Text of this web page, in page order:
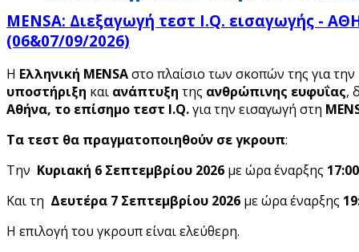
MENSA: Διεξαγωγή τεστ I.Q. εισαγωγής -
(06&07/09/2026)
Η Ελληνική MENSAστο πλαίσιο των σκοπών της για την
υποστήριξη και ανάπτυξη της ανθρώπινης ευφυΐας,
Αθήνα, το επίσημο τεστ I.Q.για την εισαγωγή στη
Τα τεστ θα πραγματοποιηθούν σε γκρουπ:
Την Κυριακή 6 Σεπτεμβρίου 2026 με ώρα έναρξης 17:00
Και τη Δευτέρα 7 Σεπτεμβρίου 2026 με ώρα έναρξης
Η επιλογή του γκρουπ είναι ελεύθερη.